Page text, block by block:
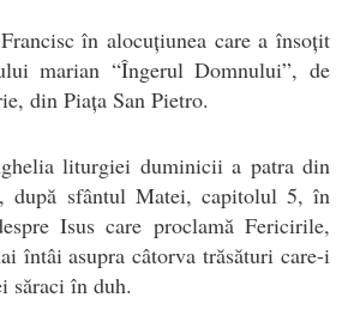
în alocuțiunea care a însoțit
marian “Îngerul Domnului”, de
din Piața San Pietro.
liturgiei duminicii a patra din
după sfântul Matei, capitolul 5, în
Isus care proclamă Fericirile,
întâi asupra câtorva trăsături care-i
săraci în duh.